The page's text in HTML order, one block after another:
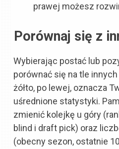
prawej możesz
Porównaj się z
Wybierając postać lub
porównać się na tle
żółto, po lewej, oznacza
uśrednione statystyki.
zmienić kolejkę u góry
blind i draft pick) oraz
(obecny sezon, ostatnie